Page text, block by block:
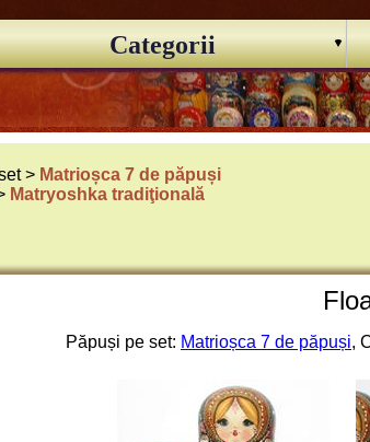
Categorii
> Matrioșca 7 de păpuși
Matryoshka tradiţională
Păpuși pe set: Matrioșca 7 de păpuși,